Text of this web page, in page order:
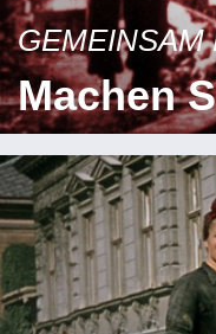
GEMEINSAM
Machen